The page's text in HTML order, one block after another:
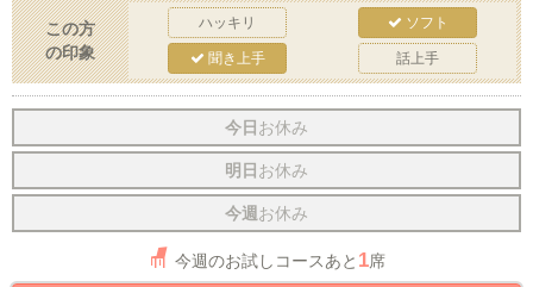
この方
の印象
ハッキリ ソフト
聞き上手 話上手
今日 お休み
明日 お休み
今週 お休み
今週のお試しコースあと 1席